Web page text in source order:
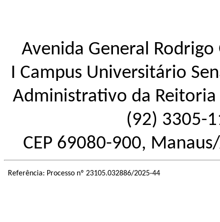
Avenida General
I Campus Universitário
Administrativo da
(92) 3305-
CEP 69080-900,
Referência: Processo nº 23105.032886/2025-44